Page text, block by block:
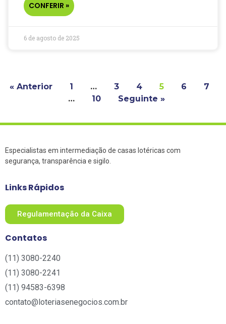
CONFERIR »
6 de agosto de 2025
« Anterior 1 … 3 4 5 6
7
…
10 Seguinte »
Especialistas em intermediação de casas lotéricas com
segurança, transparência e sigilo.
Links Rápidos
Regulamentação da Caixa
Contatos
(11) 3080-2240​
(11) 3080-2241​
(11) 94583-6398
contato@loteriasenegocios.com.br​